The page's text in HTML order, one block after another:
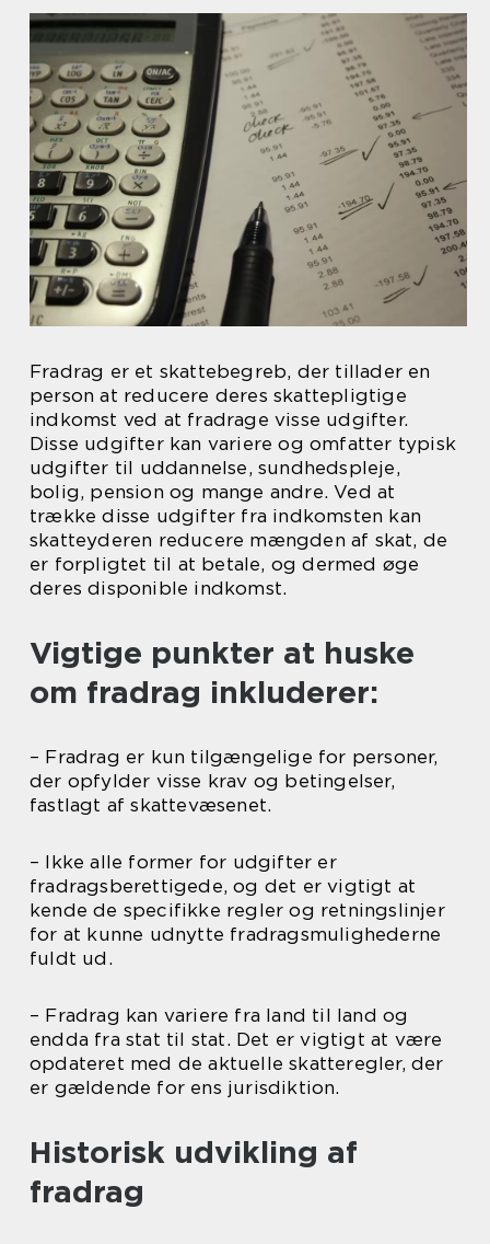
Fradrag er et skattebegreb, der tillader en
person at reducere deres skattepligtige
indkomst ved at fradrage visse udgifter.
Disse udgifter kan variere og omfatter typisk
udgifter til uddannelse, sundhedspleje,
bolig, pension og mange andre. Ved at
trække disse udgifter fra indkomsten kan
skatteyderen reducere mængden af skat, de
er forpligtet til at betale, og dermed øge
deres disponible indkomst.
Vigtige punkter at huske
om fradrag inkluderer:
– Fradrag er kun tilgængelige for personer,
der opfylder visse krav og betingelser,
fastlagt af skattevæsenet.
– Ikke alle former for udgifter er
fradragsberettigede, og det er vigtigt at
kende de specifikke regler og retningslinjer
for at kunne udnytte fradragsmulighederne
fuldt ud.
– Fradrag kan variere fra land til land og
endda fra stat til stat. Det er vigtigt at være
opdateret med de aktuelle skatteregler, der
er gældende for ens jurisdiktion.
Historisk udvikling af
fradrag